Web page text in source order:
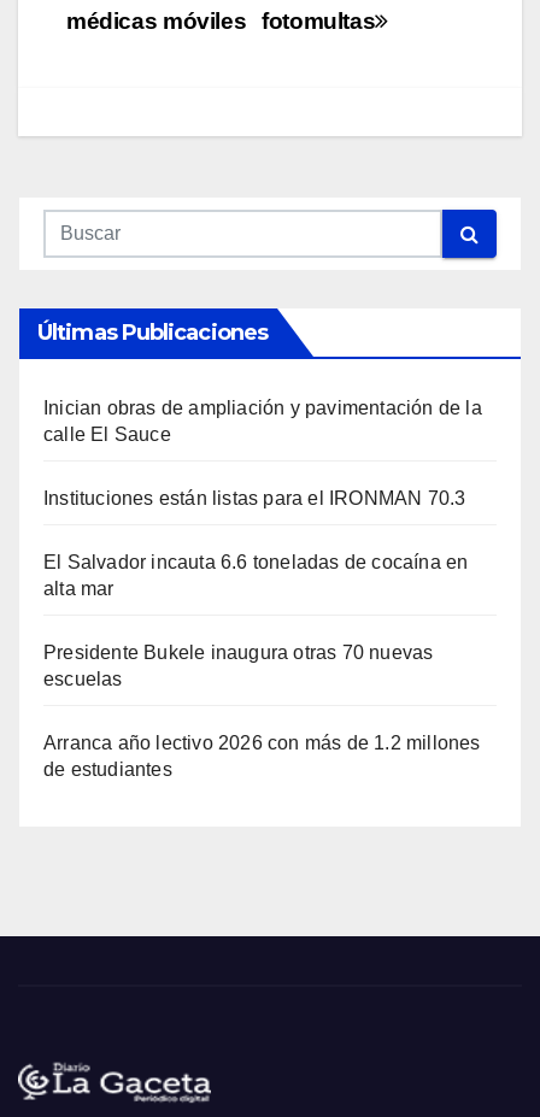
fotomultas
médicas móviles
Últimas Publicaciones
Inician obras de ampliación y pavimentación de la
calle El Sauce
Instituciones están listas para el IRONMAN 70.3
El Salvador incauta 6.6 toneladas de cocaína en
alta mar
Presidente Bukele inaugura otras 70 nuevas
escuelas
Arranca año lectivo 2026 con más de 1.2 millones
de estudiantes